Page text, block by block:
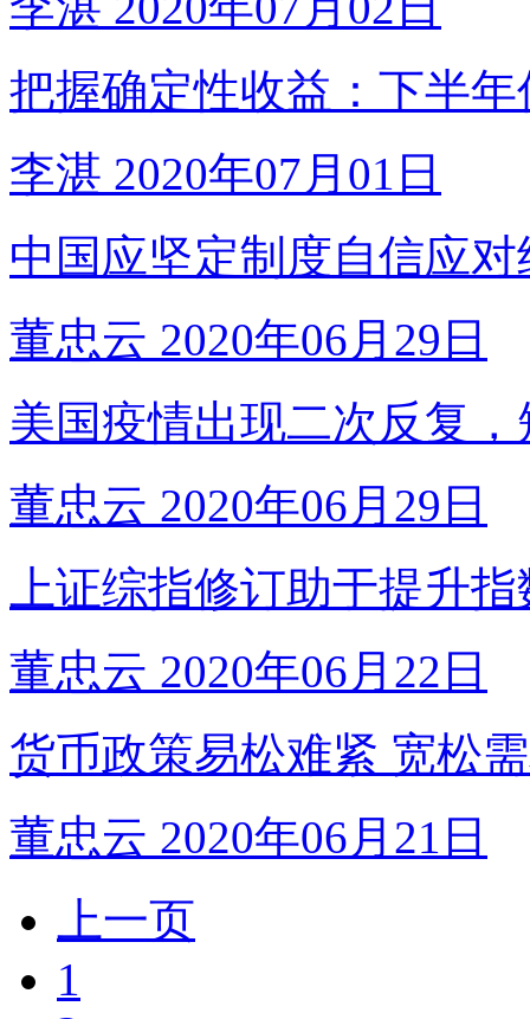
把握确定性收益：下半
李湛 2020年07月01日
中国应坚定制度自信应
董忠云 2020年06月29日
美国疫情出现二次反复
董忠云 2020年06月29日
上证综指修订助于提升
董忠云 2020年06月22日
货币政策易松难紧 宽松
董忠云 2020年06月21日
上一页
1